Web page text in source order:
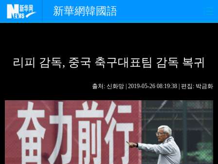
新華網韓國語
경제 사회 포토
핫 TV 문화
연예 관광 오피니언
생생 중국어
리피 감독, 중국 축구대표팀 감독 복귀
출처: 신화망 | 2019-05-26 08:19:38 | 편집: 박금화